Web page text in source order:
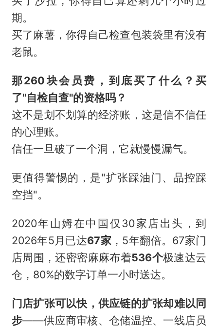
期。
买了麻薯，你得自己检查包装袋里有没有
老鼠。
那260块会员费，到底买了什么？买
了"自检自查"的资格吗？
这不是划不划算的经济账，这是信不信任
的心理账。
信任一旦破了一个洞，它就慢慢漏气。
更值得警惕的，是"扩张踩油门、品控踩
空挡"。
2020年山姆在中国仅30家店出头，到
2026年5月已达67家 ，5年翻倍。67家门
店周围，还密密麻麻布着536个极速达云
仓，80%的数字订单一小时送达。
门店扩张可以快，供应链的扩张却难以同
步——供应商审核、仓储温控、一线店员